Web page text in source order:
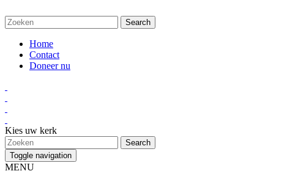
Home
Contact
Doneer nu
Kies uw kerk
Toggle navigation
MENU